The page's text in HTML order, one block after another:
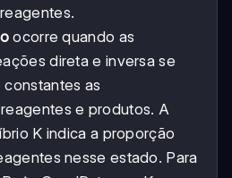
ocorre quando as
direta e inversa se
constantes as
e produtos. A
K indica a proporção
nesse estado. Para